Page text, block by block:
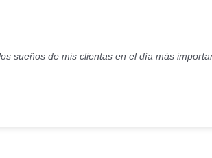
sueños de mis clientas en el día más